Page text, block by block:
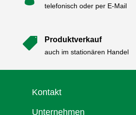
telefonisch oder per E-Mail
 Produktverkauf
auch im stationären Handel
Kontakt
Unternehmen